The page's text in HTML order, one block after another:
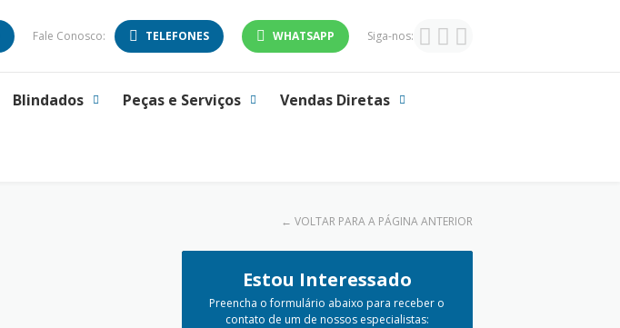
Fale Conosco: TELEFONES WHATSAPP Siga-nos:
Blindados Peças e Serviços Vendas Diretas
← VOLTAR PARA A PÁGINA ANTERIOR
Estou Interessado
Preencha o formulário abaixo para receber o
contato de um de nossos especialistas: